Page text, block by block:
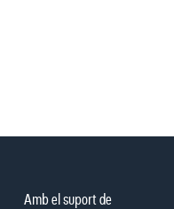
Amb el suport de